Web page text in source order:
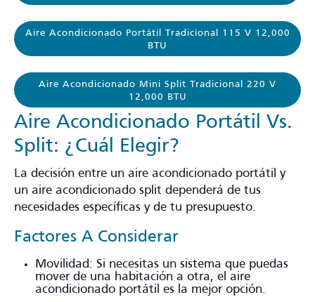
Aire Acondicionado Portátil Tradicional 115 V 12,000
BTU
Aire Acondicionado Mini Split Tradicional 220 V
12,000 BTU
Aire Acondicionado Portátil Vs.
Split: ¿Cuál Elegir?
La decisión entre un aire acondicionado portátil y
un aire acondicionado split dependerá de tus
necesidades específicas y de tu presupuesto.
Factores A Considerar
Movilidad: Si necesitas un sistema que puedas
mover de una habitación a otra, el aire
acondicionado portátil es la mejor opción.